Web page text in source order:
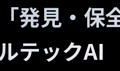
発見・保
テックAI